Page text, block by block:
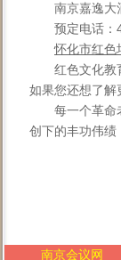
南京嘉逸
预定电话：
怀化市红色
红色文化教
如果您还想了解
每一个革命
创下的丰功伟绩
南京会议网